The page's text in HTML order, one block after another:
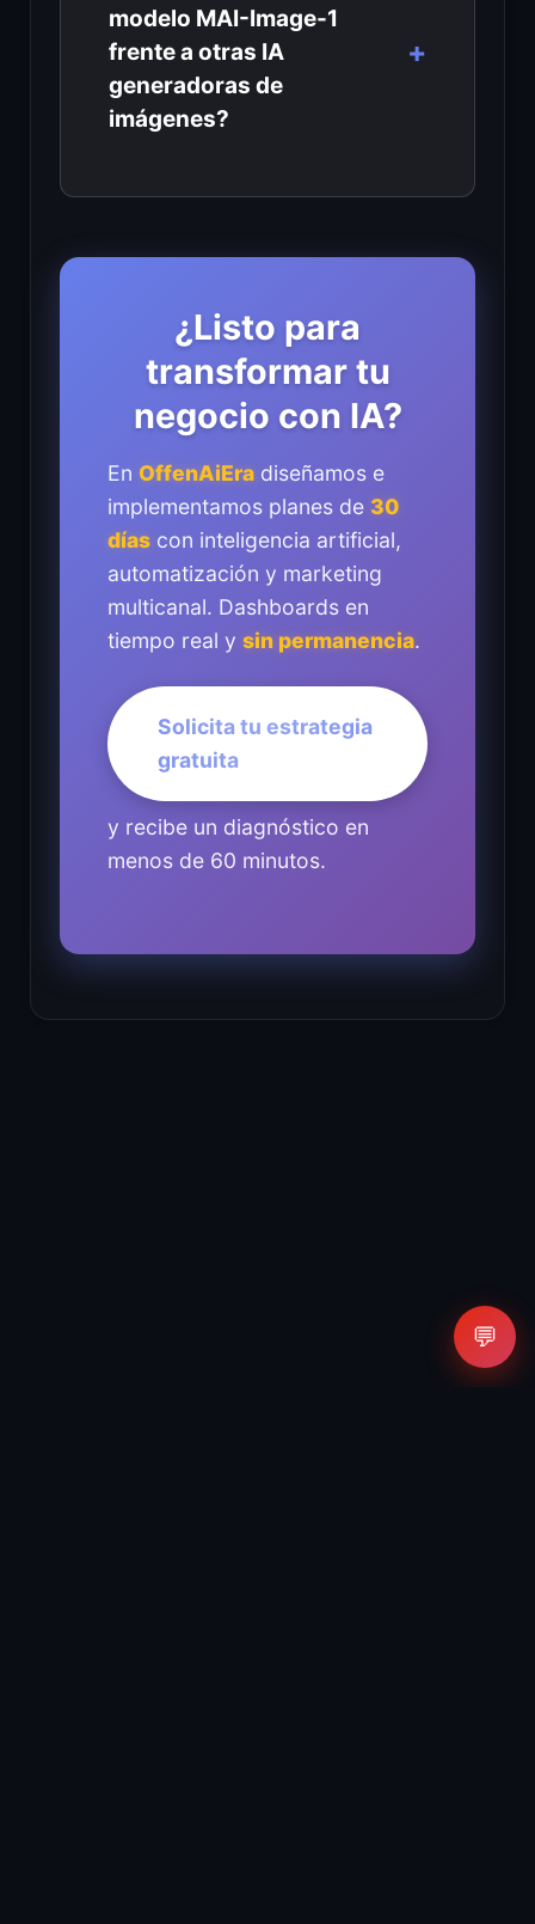
modelo MAI-Image-1
frente a otras IA
generadoras de
imágenes?
¿Listo para
transformar tu
negocio con IA?
En OffenAiEra diseñamos e
implementamos planes de 30
días con inteligencia artificial,
automatización y marketing
multicanal. Dashboards en
tiempo real y sin permanencia.
Solicita tu estrategia
gratuita
y recibe un diagnóstico en
menos de 60 minutos.
💬